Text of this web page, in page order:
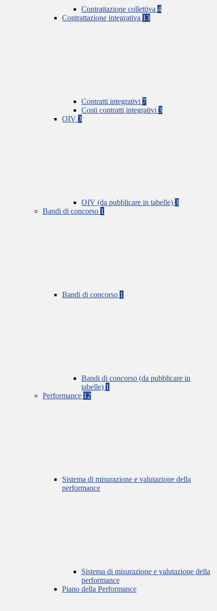
Contrattazione collettiva 4
Contrattazione integrativa 13
Contratti integrativi 7
Costi contratti integrativi 3
OIV 3
OIV (da pubblicare in tabelle) 3
Bandi di concorso 1
Bandi di concorso 1
Bandi di concorso (da pubblicare in
tabelle) 1
Performance 12
Sistema di misurazione e valutazione della
performance
Sistema di misurazione e valutazione della
performance
Piano della Performance